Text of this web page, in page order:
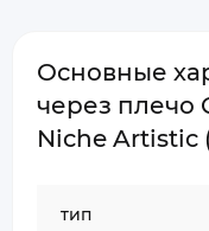
Основные
через плечо
Niche Artistic
тип